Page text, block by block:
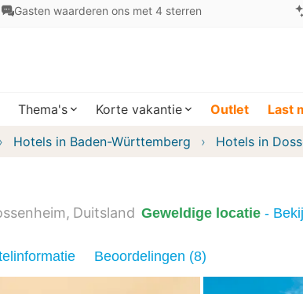
Gasten waarderen ons met 4 sterren
Thema's Korte vakantie Outlet Last
Hotels in Baden-Württemberg Hotels in
Duitsland Geweldige locatie -
Beoordelingen (8)